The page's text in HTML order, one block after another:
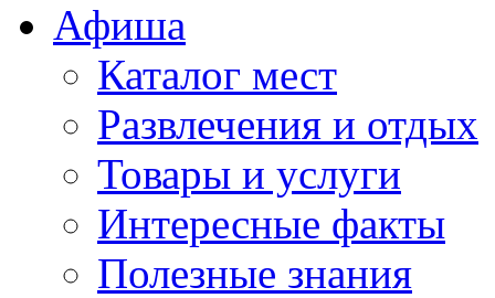
Афиша
Каталог мест
Развлечения и отдых
Товары и услуги
Интересные факты
Полезные знания